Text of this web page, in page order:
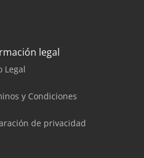
legal
Legal
y Condiciones
de privacidad